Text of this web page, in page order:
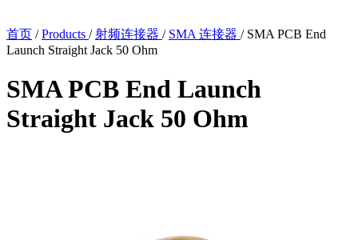
首页 / Products / 射频连接器 / SMA 连接器 / SMA PCB End
Launch Straight Jack 50 Ohm
SMA PCB End Launch
Straight Jack 50 Ohm